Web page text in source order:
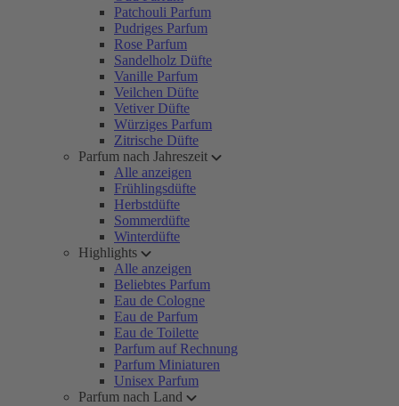
Patchouli Parfum
Pudriges Parfum
Rose Parfum
Sandelholz Düfte
Vanille Parfum
Veilchen Düfte
Vetiver Düfte
Würziges Parfum
Zitrische Düfte
Parfum nach Jahreszeit
Alle anzeigen
Frühlingsdüfte
Herbstdüfte
Sommerdüfte
Winterdüfte
Highlights
Alle anzeigen
Beliebtes Parfum
Eau de Cologne
Eau de Parfum
Eau de Toilette
Parfum auf Rechnung
Parfum Miniaturen
Unisex Parfum
Parfum nach Land